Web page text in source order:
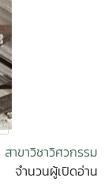
สาขาวิชาวิศวกรรม
จำนวนผู้เปิดอ่าน